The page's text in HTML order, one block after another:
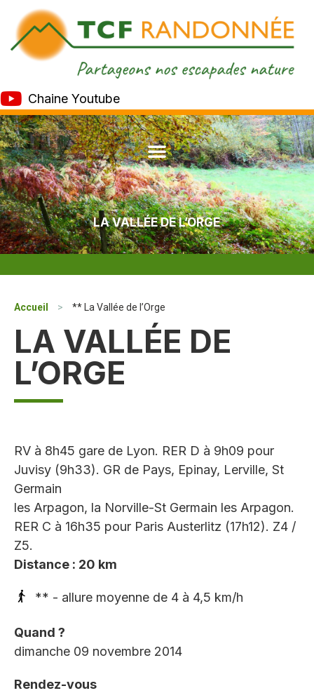
Chaine Youtube
LA VALLÉE DE L’ORGE
Accueil > ** La Vallée de l’Orge
LA VALLÉE DE
L’ORGE
RV à 8h45 gare de Lyon. RER D à 9h09 pour
Juvisy (9h33). GR de Pays, Epinay, Lerville, St
Germain
les Arpagon, la Norville-St Germain les Arpagon.
RER C à 16h35 pour Paris Austerlitz (17h12). Z4 /
Z5.
Distance : 20 km
** - allure moyenne de 4 à 4,5 km/h
Quand ?
dimanche 09 novembre 2014
Rendez-vous